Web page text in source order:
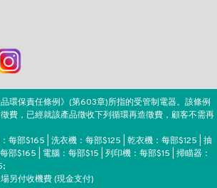
環保責任條例》(第603章)所指的受管制電器。該條例
費，已經就該產品徵收下列循環再造徵費，顧客不需再
每部$165 | 洗衣機：每部$125 | 乾衣機：每部$125 | 抽
部$165 | 電腦：每部$15 | 列印機：每部$15 | 掃瞄器：
另付收機費 (現金支付)